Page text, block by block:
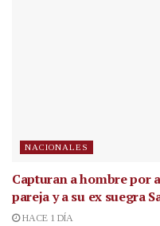
NACIONALES
Capturan a hombre por
pareja y a su ex suegra
HACE 1 DÍA